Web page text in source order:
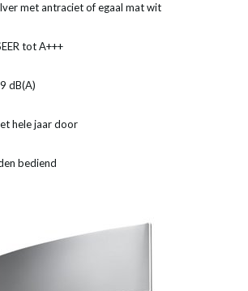
met antraciet of egaal mat wit
tot A+++
dB(A)
hele jaar door
bediend